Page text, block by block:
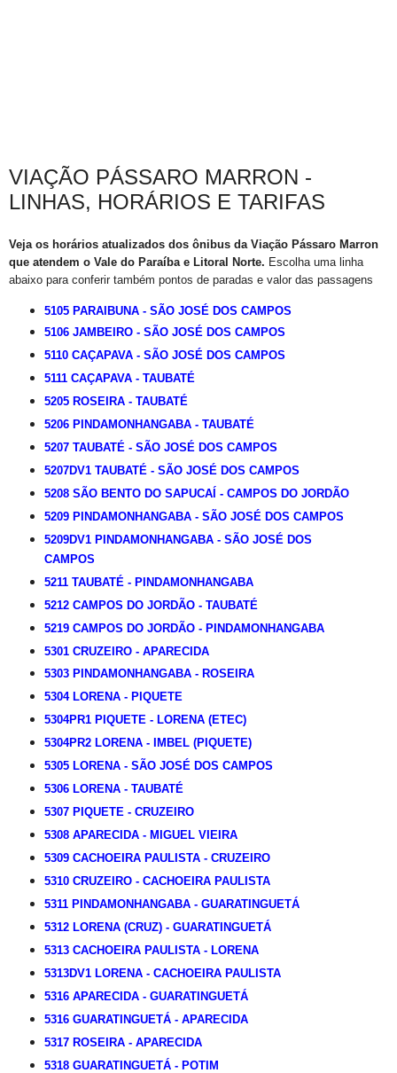
VIAÇÃO PÁSSARO MARRON -
LINHAS, HORÁRIOS E TARIFAS
Veja os horários atualizados dos ônibus da Viação Pássaro Marron
que atendem o Vale do Paraíba e Litoral Norte. Escolha uma linha
abaixo para conferir também pontos de paradas e valor das passagens
5105 PARAIBUNA - SÃO JOSÉ DOS CAMPOS
5106 JAMBEIRO - SÃO JOSÉ DOS CAMPOS
5110 CAÇAPAVA - SÃO JOSÉ DOS CAMPOS
5111 CAÇAPAVA - TAUBATÉ
5205 ROSEIRA - TAUBATÉ
5206 PINDAMONHANGABA - TAUBATÉ
5207 TAUBATÉ - SÃO JOSÉ DOS CAMPOS
5207DV1 TAUBATÉ - SÃO JOSÉ DOS CAMPOS
5208 SÃO BENTO DO SAPUCAÍ - CAMPOS DO JORDÃO
5209 PINDAMONHANGABA - SÃO JOSÉ DOS CAMPOS
5209DV1 PINDAMONHANGABA - SÃO JOSÉ DOS
CAMPOS
5211 TAUBATÉ - PINDAMONHANGABA
5212 CAMPOS DO JORDÃO - TAUBATÉ
5219 CAMPOS DO JORDÃO - PINDAMONHANGABA
5301 CRUZEIRO - APARECIDA
5303 PINDAMONHANGABA - ROSEIRA
5304 LORENA - PIQUETE
5304PR1 PIQUETE - LORENA (ETEC)
5304PR2 LORENA - IMBEL (PIQUETE)
5305 LORENA - SÃO JOSÉ DOS CAMPOS
5306 LORENA - TAUBATÉ
5307 PIQUETE - CRUZEIRO
5308 APARECIDA - MIGUEL VIEIRA
5309 CACHOEIRA PAULISTA - CRUZEIRO
5310 CRUZEIRO - CACHOEIRA PAULISTA
5311 PINDAMONHANGABA - GUARATINGUETÁ
5312 LORENA (CRUZ) - GUARATINGUETÁ
5313 CACHOEIRA PAULISTA - LORENA
5313DV1 LORENA - CACHOEIRA PAULISTA
5316 APARECIDA - GUARATINGUETÁ
5316 GUARATINGUETÁ - APARECIDA
5317 ROSEIRA - APARECIDA
5318 GUARATINGUETÁ - POTIM